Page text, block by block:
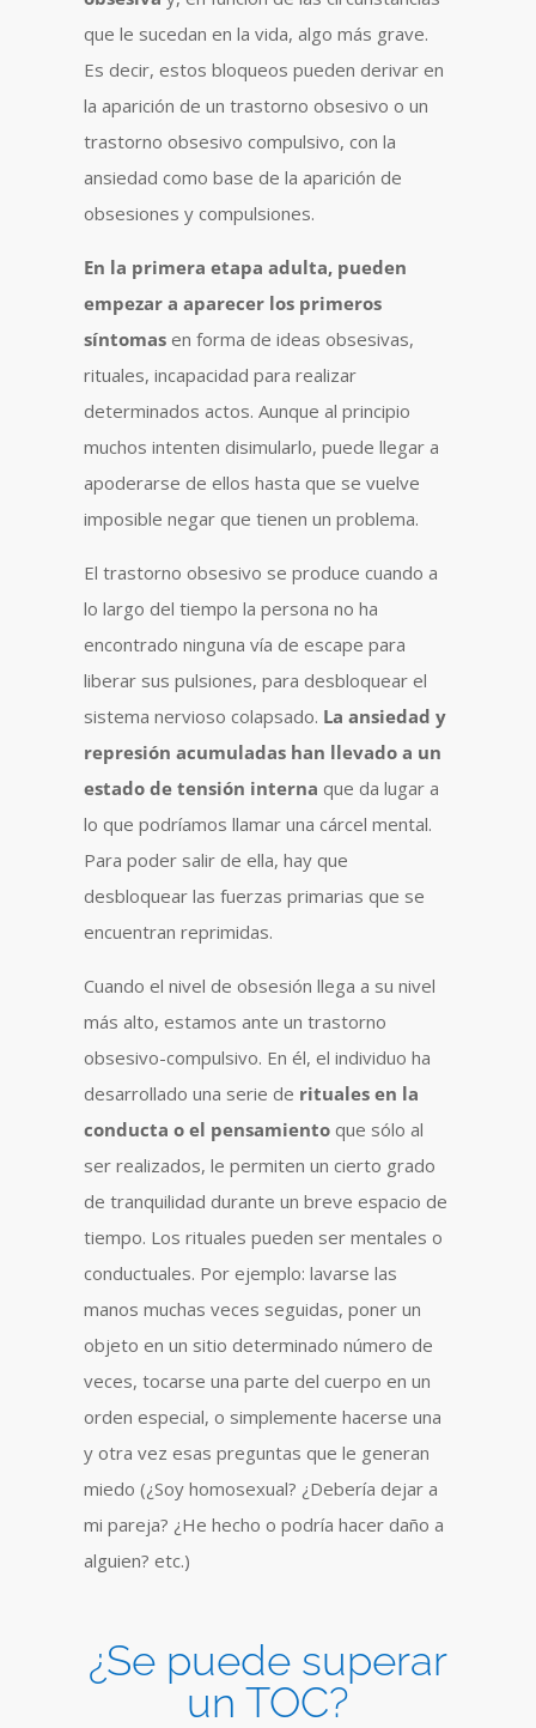
que le sucedan en la vida, algo más grave.
Es decir, estos bloqueos pueden derivar en
la aparición de un trastorno obsesivo o un
trastorno obsesivo compulsivo, con la
ansiedad como base de la aparición de
obsesiones y compulsiones.
En la primera etapa adulta, pueden
empezar a aparecer los primeros
síntomas en forma de ideas obsesivas,
rituales, incapacidad para realizar
determinados actos. Aunque al principio
muchos intenten disimularlo, puede llegar a
apoderarse de ellos hasta que se vuelve
imposible negar que tienen un problema.
El trastorno obsesivo se produce cuando a
lo largo del tiempo la persona no ha
encontrado ninguna vía de escape para
liberar sus pulsiones, para desbloquear el
sistema nervioso colapsado. La ansiedad y
represión acumuladas han llevado a un
estado de tensión interna que da lugar a
lo que podríamos llamar una cárcel mental.
Para poder salir de ella, hay que
desbloquear las fuerzas primarias que se
encuentran reprimidas.
Cuando el nivel de obsesión llega a su nivel
más alto, estamos ante un trastorno
obsesivo-compulsivo. En él, el individuo ha
desarrollado una serie de rituales en la
conducta o el pensamiento que sólo al
ser realizados, le permiten un cierto grado
de tranquilidad durante un breve espacio de
tiempo. Los rituales pueden ser mentales o
conductuales. Por ejemplo: lavarse las
manos muchas veces seguidas, poner un
objeto en un sitio determinado número de
veces, tocarse una parte del cuerpo en un
orden especial, o simplemente hacerse una
y otra vez esas preguntas que le generan
miedo (¿Soy homosexual? ¿Debería dejar a
mi pareja? ¿He hecho o podría hacer daño a
alguien? etc.)
¿Se puede superar
un TOC?